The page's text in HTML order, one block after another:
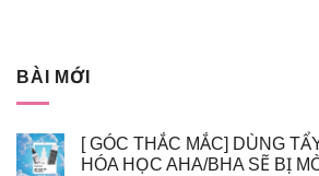
BÀI MỚI
[ GÓC THẮC MẮC] DÙNG
HÓA HỌC AHA/BHA SẼ BỊ